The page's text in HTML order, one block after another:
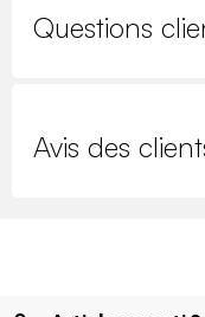
Questions
Avis des